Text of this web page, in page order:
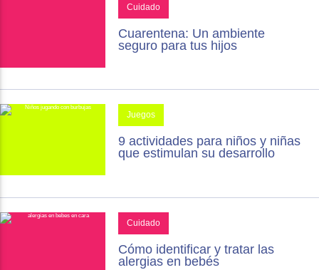
Cuidado
Cuarentena: Un ambiente
seguro para tus hijos
Juegos
9 actividades para niños y niñas
que estimulan su desarrollo
Cuidado
Cómo identificar y tratar las
alergias en bebés